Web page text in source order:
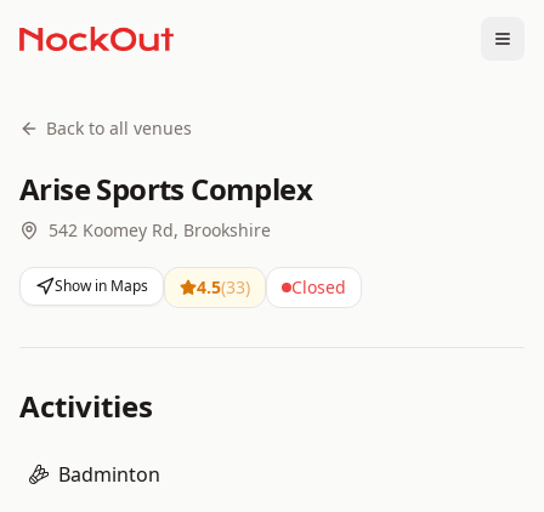
Back to all venues
Arise Sports Complex
542 Koomey Rd, Brookshire
Show in Maps 4.5(33) Closed
Activities
Badminton